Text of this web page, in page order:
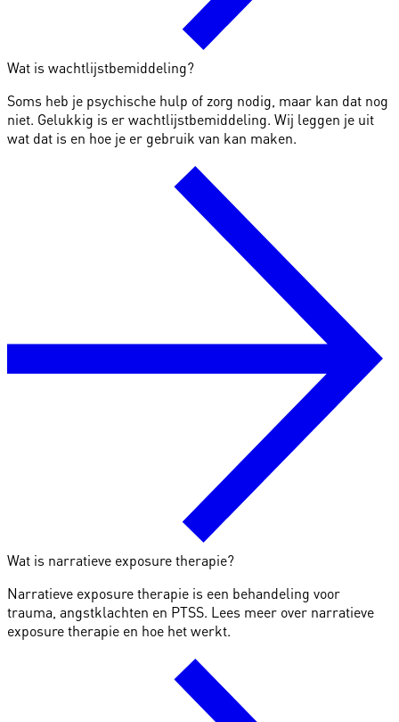
Wat is wachtlijstbemiddeling?
Soms heb je psychische hulp of zorg nodig, maar kan dat nog
niet. Gelukkig is er wachtlijstbemiddeling. Wij leggen je uit
wat dat is en hoe je er gebruik van kan maken.
Wat is narratieve exposure therapie?
Narratieve exposure therapie is een behandeling voor
trauma, angstklachten en PTSS. Lees meer over narratieve
exposure therapie en hoe het werkt.